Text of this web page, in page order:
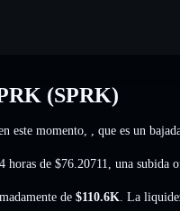
(SPRK)
este momento, , que es un
horas de $76.20711 una subida
de $110.6K . La